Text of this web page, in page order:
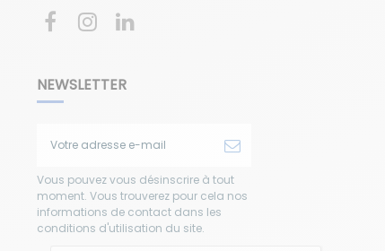
NEWSLETTER
Vous pouvez vous désinscrire à tout
moment. Vous trouverez pour cela nos
informations de contact dans les
conditions d'utilisation du site.